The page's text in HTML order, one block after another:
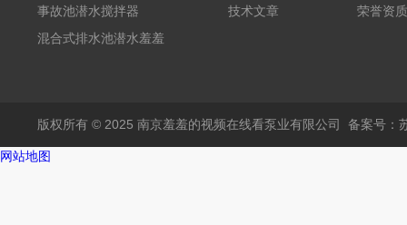
事故池潜水搅拌器
混合式排水池潜水羞羞
技术文章
荣誉资质
版权所有 © 2025 南京羞羞的视频在线看泵业有限公司 备案号
网站地图